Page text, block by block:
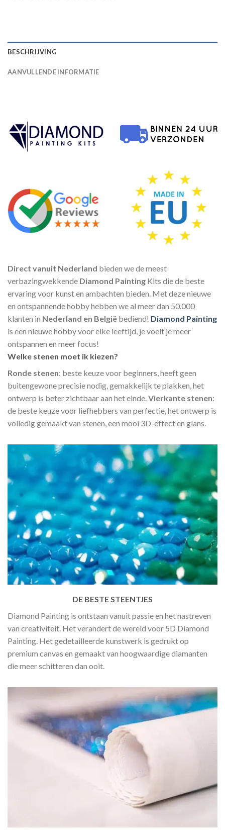
BESCHRIJVING
AANVULLENDE INFORMATIE
Direct vanuit Nederland bieden we de meest
verbazingwekkende Diamond Painting Kits die de beste
ervaring voor kunst en ambachten bieden. Met deze nieuwe
en ontspannende hobby hebben we al meer dan 50.000
klanten in Nederland en België bediend! Diamond Painting
is een nieuwe hobby voor elke leeftijd, je voelt je meer
ontspannen en meer focus!
Welke stenen moet ik kiezen?
Ronde stenen: beste keuze voor beginners, heeft geen
buitengewone precisie nodig, gemakkelijk te plakken, het
ontwerp is beter zichtbaar aan het einde.Vierkante stenen:
de beste keuze voor liefhebbers van perfectie, het ontwerp is
volledig gemaakt van stenen, een mooi 3D-effect en glans.
DE BESTE STEENTJES
Diamond Painting is ontstaan vanuit passie en het nastreven
van creativiteit. Het verandert de wereld voor 5D Diamond
Painting. Het gedetailleerde kunstwerk is gedrukt op
premium canvas en gemaakt van hoogwaardige diamanten
die meer schitteren dan ooit.